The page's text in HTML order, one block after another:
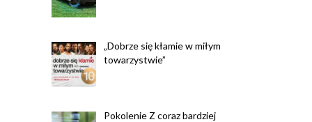
„Dobrze się kłamie w miłym
towarzystwie”
Pokolenie Z coraz bardziej